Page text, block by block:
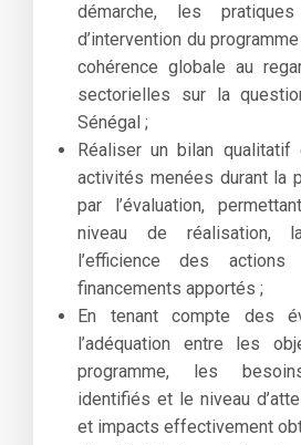
démarche, les
d’intervention du
cohérence globale au
sectorielles sur la
Sénégal ;
Réaliser un bilan
activités menées durant la
par l’évaluation,
niveau de réalisation,
l’efficience des
financements apportés ;
En tenant compte des
l’adéquation entre les
programme, les
identifiés et le niveau
et impacts effectivement